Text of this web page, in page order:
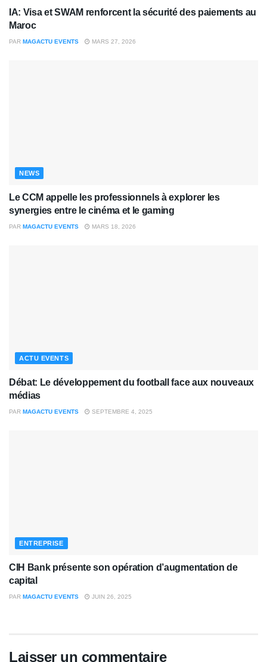
IA: Visa et SWAM renforcent la sécurité des paiements au
Maroc
PAR MAGACTU EVENTS MARS 27, 2026
NEWS
Le CCM appelle les professionnels à explorer les
synergies entre le cinéma et le gaming
PAR MAGACTU EVENTS MARS 18, 2026
ACTU EVENTS
Débat: Le développement du football face aux nouveaux
médias
PAR MAGACTU EVENTS SEPTEMBRE 4, 2025
ENTREPRISE
CIH Bank présente son opération d’augmentation de
capital
PAR MAGACTU EVENTS JUIN 26, 2025
Laisser un commentaire